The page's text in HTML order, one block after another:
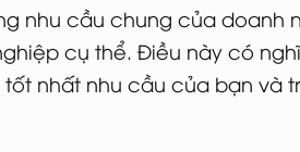
nhu cầu chung của doanh
cụ thể. Điều này có
nhất nhu cầu của bạn và